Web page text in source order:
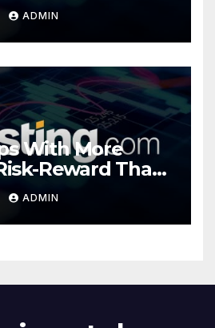
ADMIN
With More
Reward Than
ADMIN